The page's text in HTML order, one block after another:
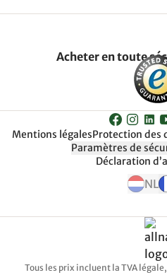
Acheter en toute
Mentions légalesProtection des
Paramètres de
Déclaration
NL
Tous les prix incluent la TVA